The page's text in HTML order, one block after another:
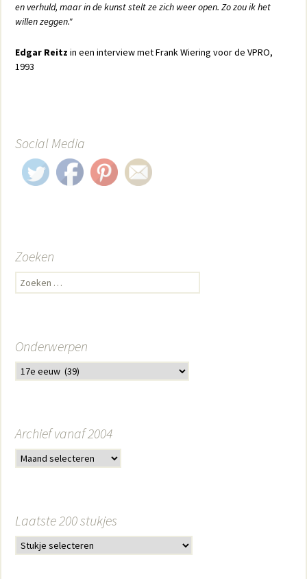
en verhuld, maar in de kunst stelt ze zich weer open. Zo zou ik het
willen zeggen."
Edgar Reitz in een interview met Frank Wiering voor de VPRO,
1993
Social Media
Zoeken
Zoeken naar:
Onderwerpen
Archief vanaf 2004
Laatste 200 stukjes